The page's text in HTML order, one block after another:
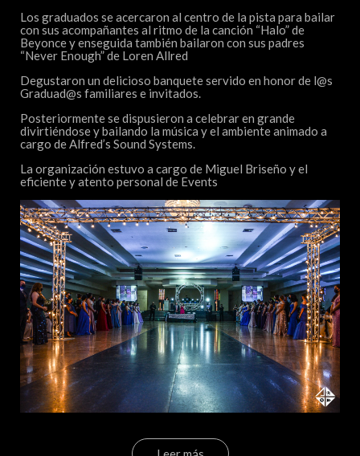
Los graduados se acercaron al centro de la pista para bailar
con sus acompañantes al ritmo de la canción “Halo” de
Beyonce y enseguida también bailaron con sus padres
“Never Enough” de Loren Allred
Degustaron un delicioso banquete servido en honor de l@s
Graduad@s familiares e invitados.
Posteriormente se dispusieron a celebrar en grande
divirtiéndose y bailando la música y el ambiente animado a
cargo de Alfred’s Sound Systems.
La organización estuvo a cargo de Miguel Briseño y el
eficiente y atento personal de Events